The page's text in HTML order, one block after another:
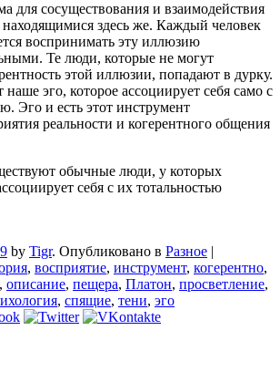
для сосуществования и взаимодействия
здесь же. Каждый человек
воспринимать эту иллюзию
Те люди, которые не могут
этой иллюзии, попадают в дурку.
эго, которое ассоциирует себя само с
Эго и есть этот инструмент
реальности и когерентного общения
обычные люди, у которых
себя с их тотальностью
by Tigr. Опубликовано в Разное |
, восприятие, инструмент, когерентно,
, описание, пещера, Платон, просветление,
, спящие, тени, эго